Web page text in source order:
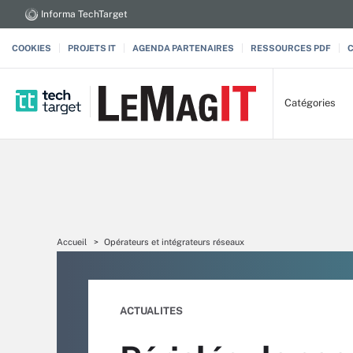
Informa TechTarget
COOKIES PROJETS IT AGENDA PARTENAIRES RESSOURCES PDF
Catégories
Accueil Opérateurs et intégrateurs réseaux
ACTUALITES